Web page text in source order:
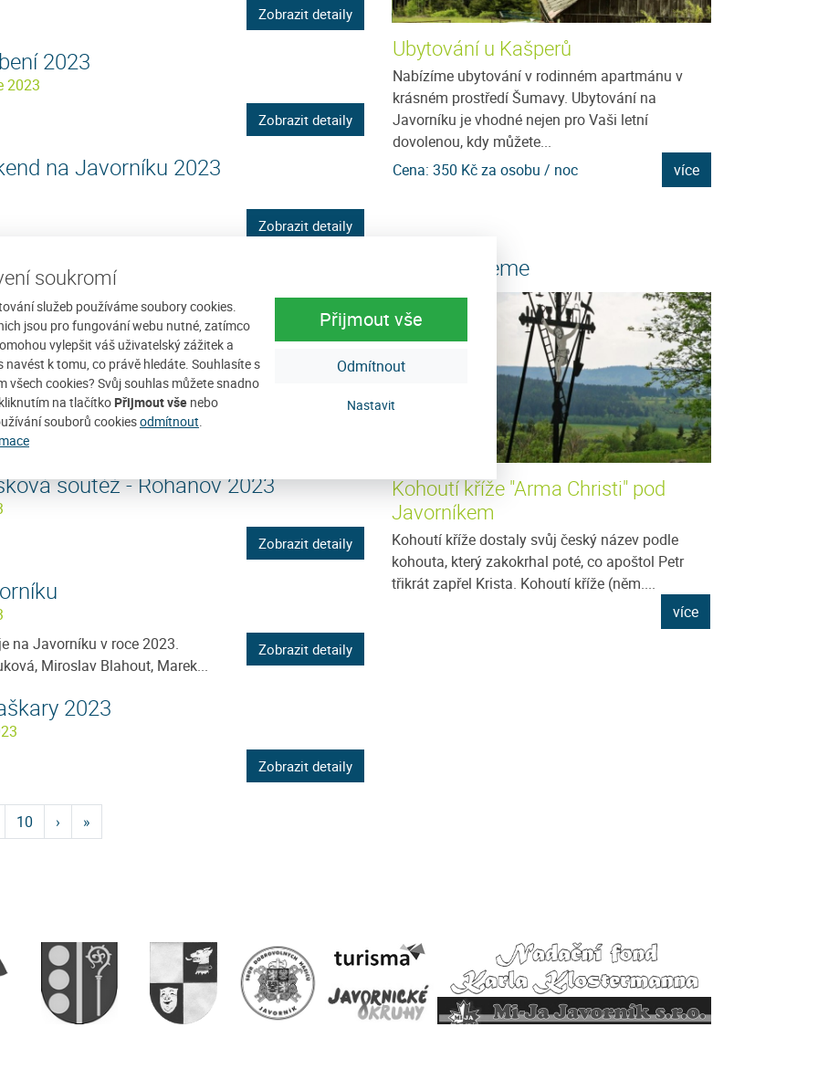
soukromí
služeb používáme soubory cookies.
jsou pro fungování webu nutné, zatímco
vylepšit váš uživatelský zážitek a
navést k tomu, co právě hledáte. Souhlasíte s
všech cookies? Svůj souhlas můžete snadno
na tlačítko Přijmout vše nebo
souborů cookiesodmítnout.
Přijmout vše
Odmítnout
Nastavit
Zobrazit detaily
2023
2023
Zobrazit detaily
na Javorníku 2023
Zobrazit detaily
kapličky
Zobrazit detaily
na Javorníku
soutěž - Rohanov 2023
Zobrazit detaily
na Javorníku v roce 2023.
Miroslav Blahout, Marek...
Zobrazit detaily
2023
Zobrazit detaily
10 › »
pokojů.
více
Penzion Anastazie
Penzion Anastazie se nachází v obci Benešova
výšce cca 810 m.n.m. Nový, luxusně vybavený
Cena: 300 Kč za osobu / noc
Ubytování u Kašperů
Nabízíme ubytování v rodinném apartmánu v
krásném prostředí Šumavy. Ubytování na
Javorníku je vhodné nejen pro Vaši letní
dovolenou, kdy můžete...
Cena: 350 Kč za osobu / noc
více
Doporučujeme
Kohoutí kříže "Arma Christi" pod
Javorníkem
Kohoutí kříže dostaly svůj český název podle
kohouta, který zakokrhal poté, co apoštol Petr
třikrát zapřel Krista. Kohoutí kříže (něm....
více